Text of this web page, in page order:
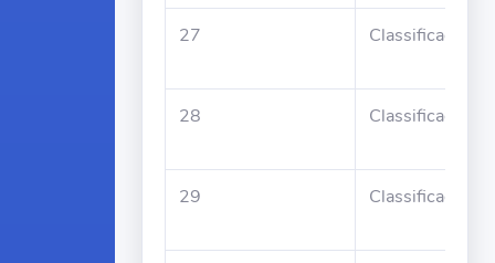
27 Classificado
28 Classificado
29 Classificado